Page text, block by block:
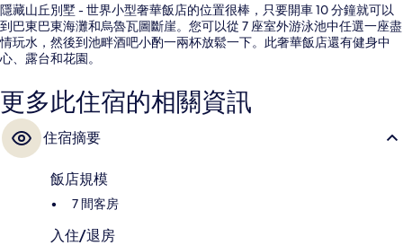
隱藏山丘別墅 - 世界小型奢華飯店的位置很棒，只要開車 10 分鐘就可以
到巴東巴東海灘和烏魯瓦圖斷崖。您可以從 7 座室外游泳池中任選一座盡
情玩水，然後到池畔酒吧小酌一兩杯放鬆一下。此奢華飯店還有健身中
心、露台和花園。
更多此住宿的相關資訊
住宿摘要
飯店規模
7 間客房
入住/退房